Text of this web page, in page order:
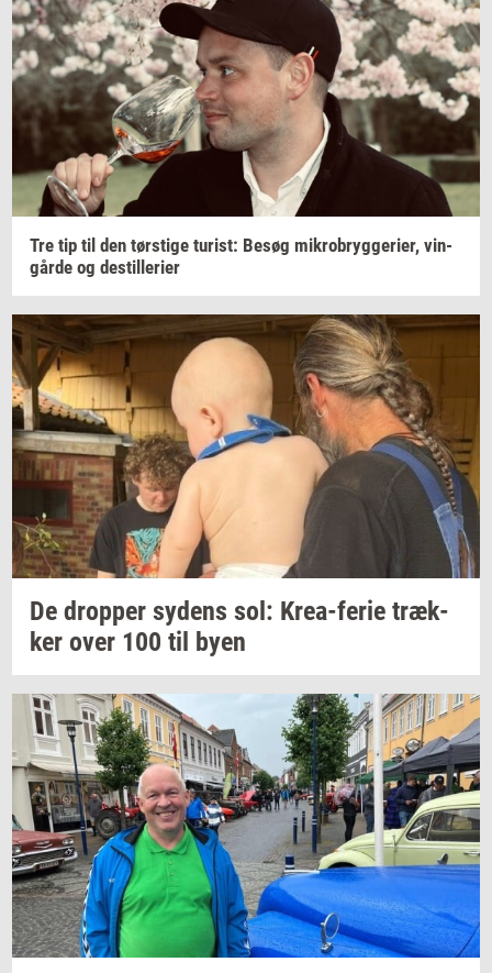
Tre tip til den tørsti­ge turist: Besøg mi­kro­bryg­ge­ri­er, vin­
går­de og destil­le­ri­er
De drop­per sy­dens sol: Krea-​ferie træk­
ker over 100 til byen